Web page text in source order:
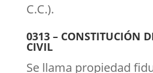
C.C.).
0313 – CONSTITUCIÓN
CIVIL
Se llama propiedad